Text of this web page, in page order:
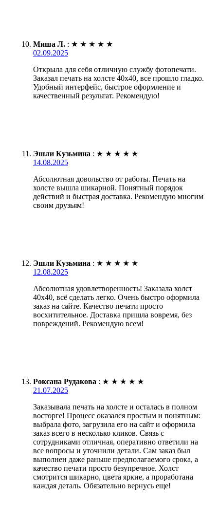
Миша Л. : ★ ★ ★ ★ ★
02.09.2025
Открыла для себя отличную службу фотопечати.
Заказал печать на холсте 40х40, все прошло гладко.
Удобный интерфейс, быстрое оформление и
качественный результат. Рекомендую!
Эшли Кузьмина : ★ ★ ★ ★ ★
14.08.2025
Абсолютная довольство от работы. Печать на
холсте вышла шикарной. Понятный порядок
действий и быстрая доставка. Рекомендую многим
своим друзьям!
Эшли Кузьмина : ★ ★ ★ ★ ★
12.08.2025
Абсолютная удовлетворенность! Заказала холст
40х40, всё сделать легко. Очень быстро оформила
заказ на сайте. Качество печати просто
восхитительное. Доставка пришла вовремя, без
повреждений. Рекомендую всем!
Роксана Рудакова : ★ ★ ★ ★ ★
21.07.2025
Заказывала печать на холсте и осталась в полном
восторге! Процесс оказался простым и понятным:
выбрала фото, загрузила его на сайт и оформила
заказ всего в несколько кликов. Связь с
сотрудниками отличная, оперативно ответили на
все вопросы и уточнили детали. Сам заказ был
выполнен даже раньше предполагаемого срока, а
качество печати просто безупречное. Холст
смотрится шикарно, цвета яркие, а проработана
каждая деталь. Обязательно вернусь еще!